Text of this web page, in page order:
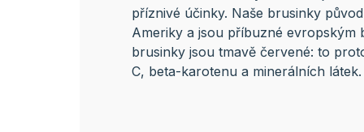
příznivé účinky. Naše brusinky
Ameriky a jsou příbuzné evropským
brusinky jsou tmavě červené: to
C, beta-karotenu a minerálních látek.